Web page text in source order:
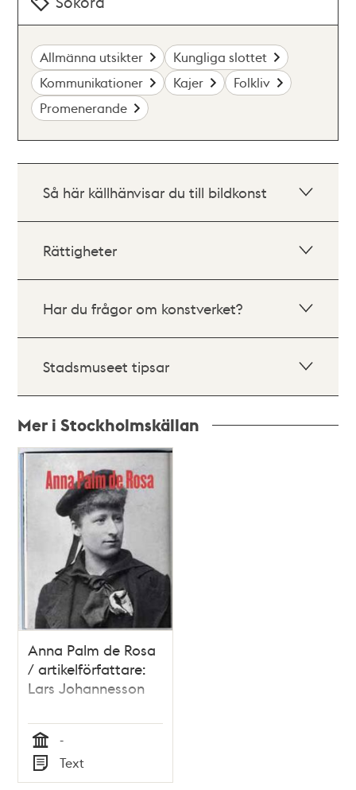
Allmänna utsikter
Kungliga slottet
Kommunikationer
Kajer
Folkliv
Promenerande
Så här källhänvisar du till bildkonst
Rättigheter
Har du frågor om konstverket?
Stadsmuseet tipsar
Mer i Stockholmskällan
Relaterade
poster
och
teman
Anna Palm de Rosa
/ artikelförfattare:
Lars Johannesson
Tid
-
Typ
Text